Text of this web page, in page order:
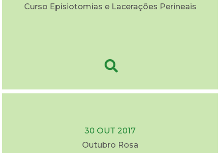
Curso Episiotomias e Lacerações Perineais
30 OUT 2017
Outubro Rosa